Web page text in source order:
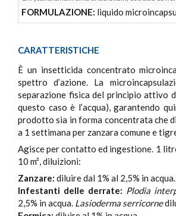
FORMULAZIONE: liquido
CARATTERISTICHE
È un insetticida concentrato
spettro d’azione. La
separazione fisica del principio attivo
questo caso è l’acqua), garantendo
prodotto sia in forma concentrata che
a 1 settimana per zanzara comune e
Agisce per contatto ed ingestione. 1
10 m², diluizioni:
Zanzare: diluire dal 1% al 2,5% in acqua.
Infestanti delle derrate: Plodia
2,5% in acqua. Lasioderma serricorne